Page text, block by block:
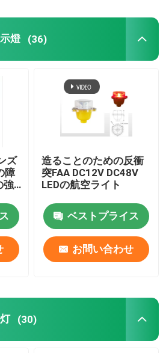
トローラー
ド ライト
た運行ライト
燈 (36)
ズ
障
強
造ることのための反衝
突FAA DC12V DC48V
LEDの航空ライト
ベストプライス
お問い合わせ
(30)